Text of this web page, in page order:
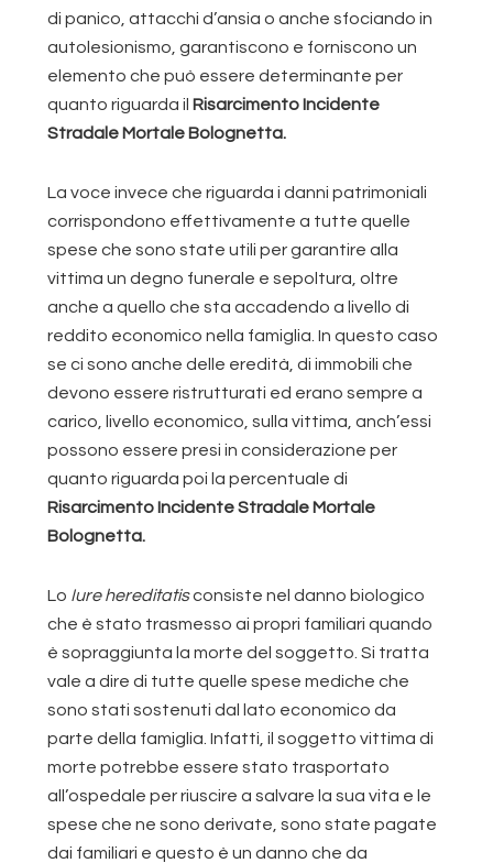
di panico, attacchi d’ansia o anche sfociando in
autolesionismo, garantiscono e forniscono un
elemento che può essere determinante per
quanto riguarda il Risarcimento Incidente
Stradale Mortale Bolognetta.
La voce invece che riguarda i danni patrimoniali
corrispondono effettivamente a tutte quelle
spese che sono state utili per garantire alla
vittima un degno funerale e sepoltura, oltre
anche a quello che sta accadendo a livello di
reddito economico nella famiglia. In questo caso
se ci sono anche delle eredità, di immobili che
devono essere ristrutturati ed erano sempre a
carico, livello economico, sulla vittima, anch’essi
possono essere presi in considerazione per
quanto riguarda poi la percentuale di
Risarcimento Incidente Stradale Mortale
Bolognetta.
Lo Iure hereditatisconsiste nel danno biologico
che è stato trasmesso ai propri familiari quando
è sopraggiunta la morte del soggetto. Si tratta
vale a dire di tutte quelle spese mediche che
sono stati sostenuti dal lato economico da
parte della famiglia. Infatti, il soggetto vittima di
morte potrebbe essere stato trasportato
all’ospedale per riuscire a salvare la sua vita e le
spese che ne sono derivate, sono state pagate
dai familiari e questo è un danno che da